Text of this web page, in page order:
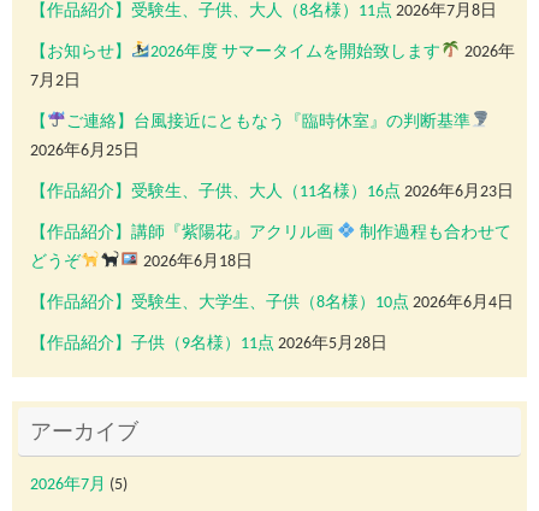
【作品紹介】受験生、子供、大人（8名様）11点 2026年7月8日
【お知らせ】 2026年度 サマータイムを開始致します
2026年
7月2日
【
ご連絡】台風接近にともなう『臨時休室』の判断基準
2026年6月25日
【作品紹介】受験生、子供、大人（11名様）16点 2026年6月23日
【作品紹介】講師『紫陽花』アクリル画
制作過程も合わせて
どうぞ
2026年6月18日
【作品紹介】受験生、大学生、子供（8名様）10点 2026年6月4日
【作品紹介】子供（9名様）11点 2026年5月28日
アーカイブ
2026年7月 (5)